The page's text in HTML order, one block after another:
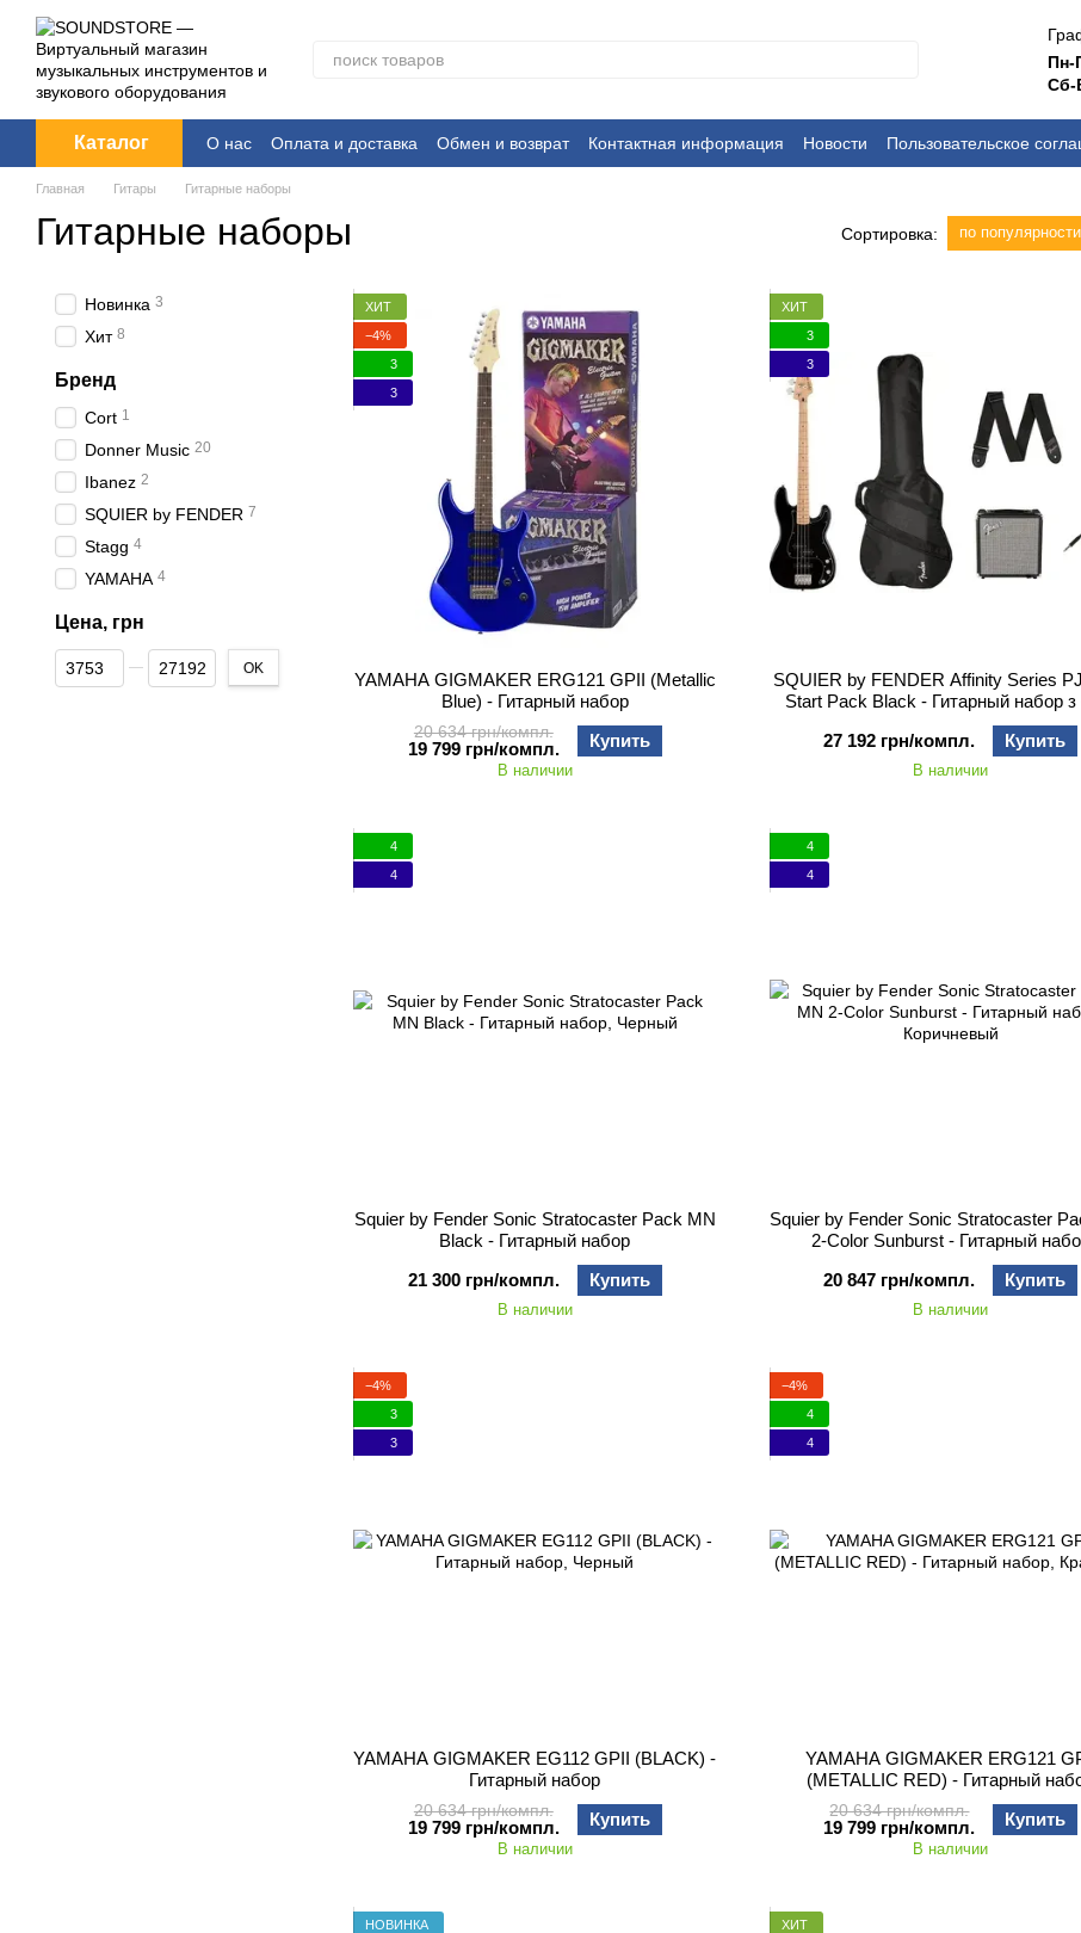
Перейти к основному контенту
Сб-
Каталог О нас Оплата и доставка Обмен и возврат Контактная информация Новости Пользовательское
Главная Гитары Гитарные наборы
Гитарные наборы Сортировка: по популярности
ХИТ
−4%
3
3
YAMAHA GIGMAKER ERG121 GPII (Metallic
Blue) - Гитарный набор
20 634 грн/компл.
19 799 грн/компл. Купить
В наличии
ХИТ
3
3
SQUIER by FENDER Affinity Series
Start Pack Black - Гитарный набор з
27 192 грн/компл.
Купить
В наличии
4
4
Squier by Fender Sonic Stratocaster Pack MN
Black - Гитарный набор
21 300 грн/компл.
Купить
В наличии
4
4
Squier by Fender Sonic Stratocaster
2-Color Sunburst - Гитарный
20 847 грн/компл.
Купить
В наличии
−4%
3
3
YAMAHA GIGMAKER EG112 GPII (BLACK) -
Гитарный набор
20 634 грн/компл.
19 799 грн/компл. Купить
В наличии
−4%
4
4
YAMAHA GIGMAKER ERG121
(METALLIC RED) - Гитарный
20 634 грн/компл.
19 799 грн/компл. Купить
В наличии
НОВИНКА
ХИТ
Новинка 3
Хит 8
Бренд
Cort 1
Donner Music 20
Ibanez 2
SQUIER by FENDER 7
Stagg 4
YAMAHA 4
Цена, грн
От Цена, грн
До Цена, грн OK